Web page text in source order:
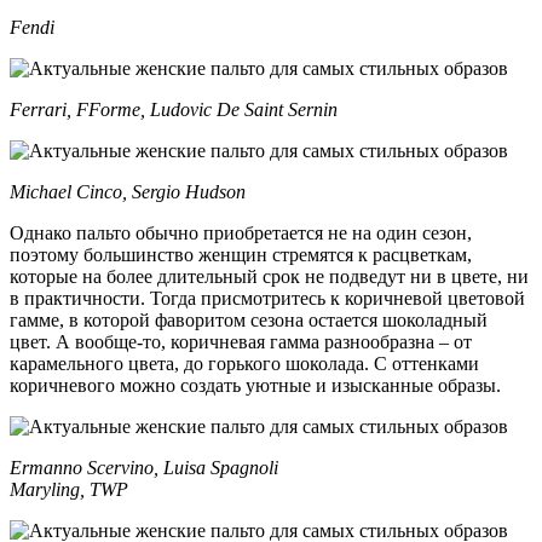
Fendi
Ferrari, FForme, Ludovic De Saint Sernin
Michael Cinco, Sergio Hudson
Однако пальто обычно приобретается не на один сезон,
поэтому большинство женщин стремятся к расцветкам,
которые на более длительный срок не подведут ни в цвете, ни
в практичности. Тогда присмотритесь к коричневой цветовой
гамме, в которой фаворитом сезона остается шоколадный
цвет. А вообще-то, коричневая гамма разнообразна – от
карамельного цвета, до горького шоколада. С оттенками
коричневого можно создать уютные и изысканные образы.
Ermanno Scervino, Luisa Spagnoli
Maryling, TWP